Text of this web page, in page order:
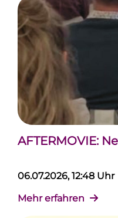
AFTERMOVIE:
06.07.2026, 12:48 Uhr
Mehr erfahren